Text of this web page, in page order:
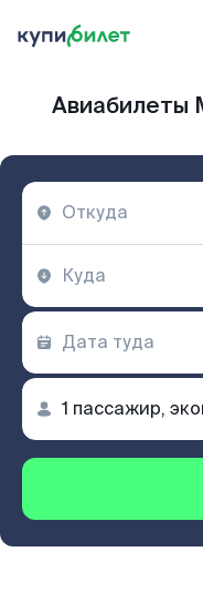
Авиабилеты